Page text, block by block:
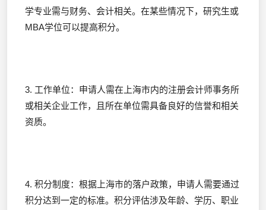
学专业需与财务、会计相关。在某些情况下，研究生或
MBA学位可以提高积分。
3. 工作单位：申请人需在上海市内的注册会计师事务所
或相关企业工作，且所在单位需具备良好的信誉和相关
资质。
4. 积分制度：根据上海市的落户政策，申请人需要通过
积分达到一定的标准。积分评估涉及年龄、学历、职业